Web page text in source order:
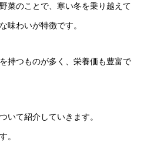
菜のことで、寒い冬を乗り越えて
味わいが特徴です。
持つものが多く、栄養価も豊富で
いて紹介していきます。
。